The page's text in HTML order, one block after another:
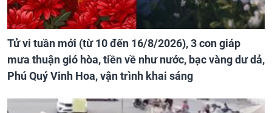
Tử vi tuần mới (từ 10 đến 16/8/2026), 3 con giáp
mưa thuận gió hòa, tiền về như nước, bạc vàng dư dả,
Phú Quý Vinh Hoa, vận trình khai sáng